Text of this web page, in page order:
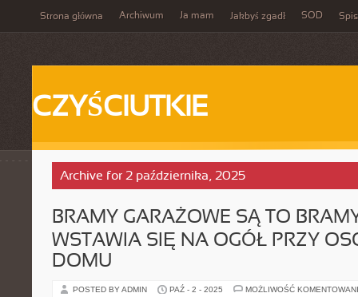
Strona główna Archiwum Ja mam Jakbyś zgadł SOD
CZYŚCIUTKIE
Archive for 2 października, 2025
BRAMY GARAŻOWE SĄ TO
WSTAWIA SIĘ NA OGÓŁ PRZY
DOMU
POSTED BY ADMIN PAŹ - 2 - 2025 MOŻLIWOŚĆ